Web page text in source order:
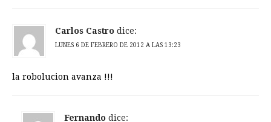
Carlos Castro dice:
LUNES 6 DE FEBRERO DE 2012 A LAS 13:23
la robolucion avanza !!!
Fernando dice: